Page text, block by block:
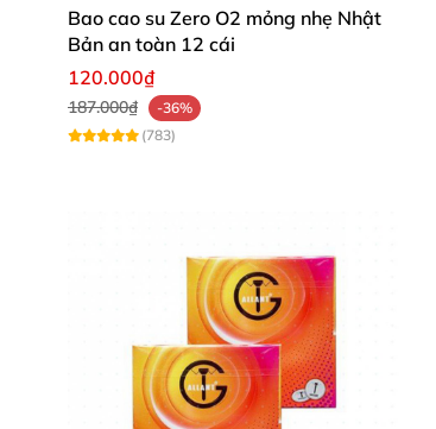
Bao cao su Zero O2 mỏng nhẹ Nhật
Bản an toàn 12 cái
120.000₫
187.000₫
-36%
(783)